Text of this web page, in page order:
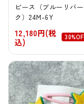
ピース（ブルーリバ
ク）24M-6Y
12,180円(税
込)